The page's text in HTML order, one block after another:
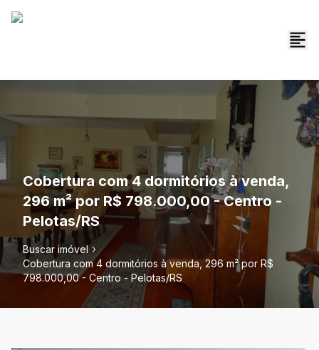
Cobertura com 4 dormitórios à venda,
296 m² por R$ 798.000,00 - Centro -
Pelotas/RS
Buscar imóvel
Cobertura com 4 dormitórios à venda, 296 m² por R$
798.000,00 - Centro - Pelotas/RS